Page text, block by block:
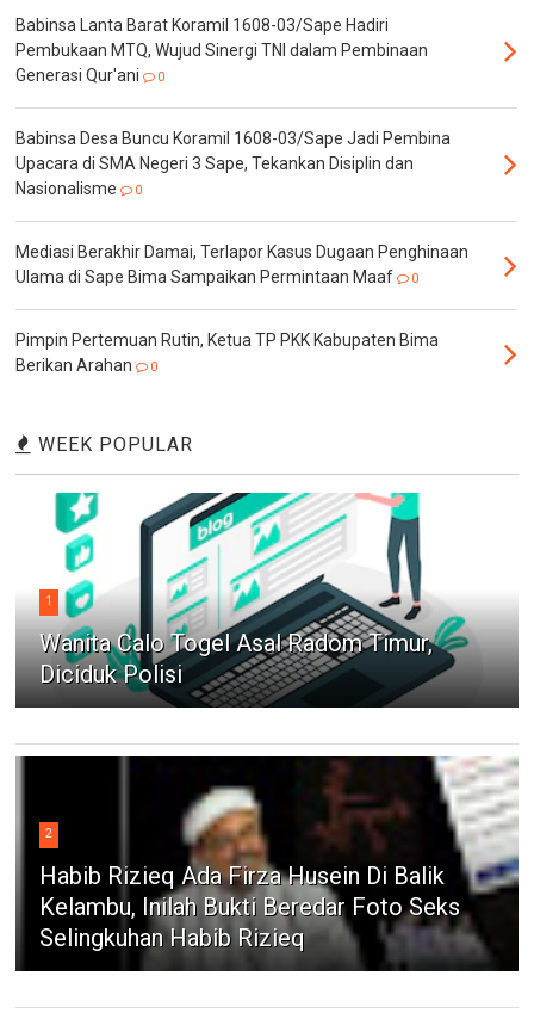
Babinsa Lanta Barat Koramil 1608-03/Sape Hadiri
Pembukaan MTQ, Wujud Sinergi TNI dalam Pembinaan
Generasi Qur'ani
0
Babinsa Desa Buncu Koramil 1608-03/Sape Jadi Pembina
Upacara di SMA Negeri 3 Sape, Tekankan Disiplin dan
Nasionalisme
0
Mediasi Berakhir Damai, Terlapor Kasus Dugaan Penghinaan
Ulama di Sape Bima Sampaikan Permintaan Maaf
0
Pimpin Pertemuan Rutin, Ketua TP PKK Kabupaten Bima
Berikan Arahan
0
WEEK POPULAR
1
Wanita Calo Togel Asal Radom Timur,
Diciduk Polisi
2
Habib Rizieq Ada Firza Husein Di Balik
Kelambu, Inilah Bukti Beredar Foto Seks
Selingkuhan Habib Rizieq